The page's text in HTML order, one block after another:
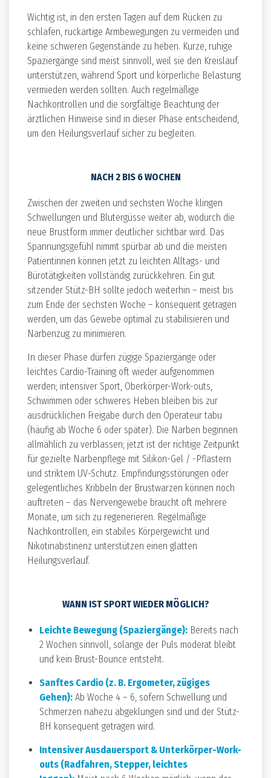
Wichtig ist, in den ersten Tagen auf dem Rücken zu
schlafen, ruckartige Armbewegungen zu vermeiden und
keine schweren Gegenstände zu heben. Kurze, ruhige
Spaziergänge sind meist sinnvoll, weil sie den Kreislauf
unterstützen, während Sport und körperliche Belastung
vermieden werden sollten. Auch regelmäßige
Nachkontrollen und die sorgfältige Beachtung der
ärztlichen Hinweise sind in dieser Phase entscheidend,
um den Heilungsverlauf sicher zu begleiten.
NACH 2 BIS 6 WOCHEN
Zwischen der zweiten und sechsten Woche klingen
Schwellungen und Blutergüsse weiter ab, wodurch die
neue Brustform immer deutlicher sichtbar wird. Das
Spannungsgefühl nimmt spürbar ab und die meisten
Patientinnen können jetzt zu leichten Alltags- und
Bürotätigkeiten vollständig zurückkehren. Ein gut
sitzender Stütz-BH sollte jedoch weiterhin – meist bis
zum Ende der sechsten Woche – konsequent getragen
werden, um das Gewebe optimal zu stabilisieren und
Narbenzug zu minimieren.
In dieser Phase dürfen zügige Spaziergänge oder
leichtes Cardio-Training oft wieder aufgenommen
werden; intensiver Sport, Oberkörper-Work-outs,
Schwimmen oder schweres Heben bleiben bis zur
ausdrücklichen Freigabe durch den Operateur tabu
(häufig ab Woche 6 oder später). Die Narben beginnen
allmählich zu verblassen; jetzt ist der richtige Zeitpunkt
für gezielte Narbenpflege mit Silikon-Gel / -Pflastern
und striktem UV-Schutz. Empfindungsstörungen oder
gelegentliches Kribbeln der Brustwarzen können noch
auftreten – das Nervengewebe braucht oft mehrere
Monate, um sich zu regenerieren. Regelmäßige
Nachkontrollen, ein stabiles Körpergewicht und
Nikotinabstinenz unterstützen einen glatten
Heilungsverlauf.
WANN IST SPORT WIEDER MÖGLICH?
Leichte Bewegung (Spaziergänge): Bereits nach
2 Wochen sinnvoll, solange der Puls moderat bleibt
und kein Brust-Bounce entsteht.
Sanftes Cardio (z. B. Ergometer, zügiges
Gehen): Ab Woche 4 – 6, sofern Schwellung und
Schmerzen nahezu abgeklungen sind und der Stütz-
BH konsequent getragen wird.
Intensiver Ausdauersport & Unterkörper-Work-
outs (Radfahren, Stepper, leichtes